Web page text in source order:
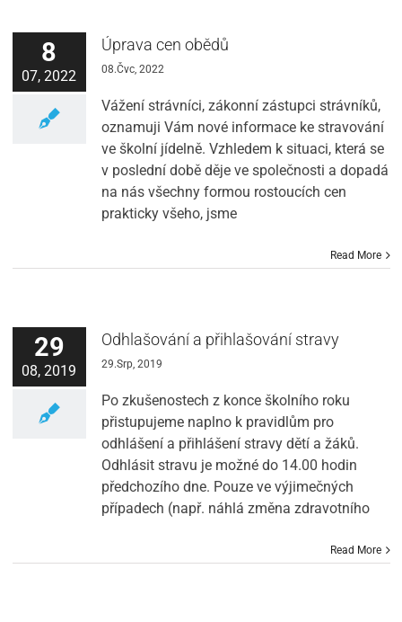
8
07, 2022
Úprava cen obědů
08.Čvc, 2022
Vážení strávníci, zákonní zástupci strávníků,
oznamuji Vám nové informace ke stravování
ve školní jídelně. Vzhledem k situaci, která se
v poslední době děje ve společnosti a dopadá
na nás všechny formou rostoucích cen
prakticky všeho, jsme
Read More
29
08, 2019
Odhlašování a přihlašování stravy
29.Srp, 2019
Po zkušenostech z konce školního roku
přistupujeme naplno k pravidlům pro
odhlášení a přihlášení stravy dětí a žáků.
Odhlásit stravu je možné do 14.00 hodin
předchozího dne. Pouze ve výjimečných
případech (např. náhlá změna zdravotního
Read More